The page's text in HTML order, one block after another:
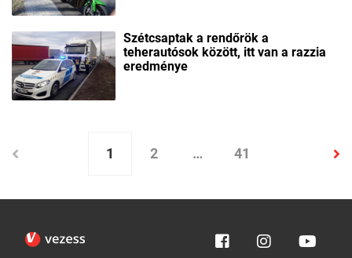
Szétcsaptak a rendőrök a
teherautósok között, itt van a razzia
eredménye
1 2 … 41